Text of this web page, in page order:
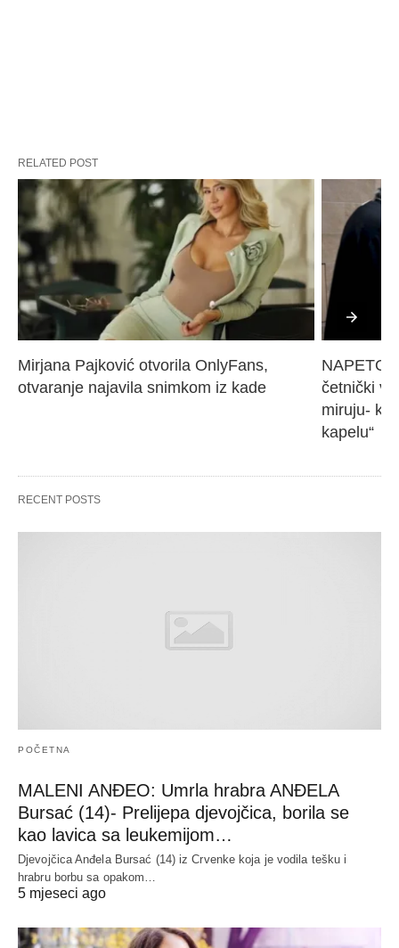
RELATED POST
Mirjana Pajković otvorila OnlyFans,
otvaranje najavila snimkom iz kade
NAPETO
četnički
miruju-
kapelu“
RECENT POSTS
POČETNA
MALENI ANĐEO: Umrla hrabra ANĐELA
Bursać (14)- Prelijepa djevojčica, borila se
kao lavica sa leukemijom…
Djevojčica Anđela Bursać (14) iz Crvenke koja je vodila tešku i
hrabru borbu sa opakom…
5 mjeseci ago